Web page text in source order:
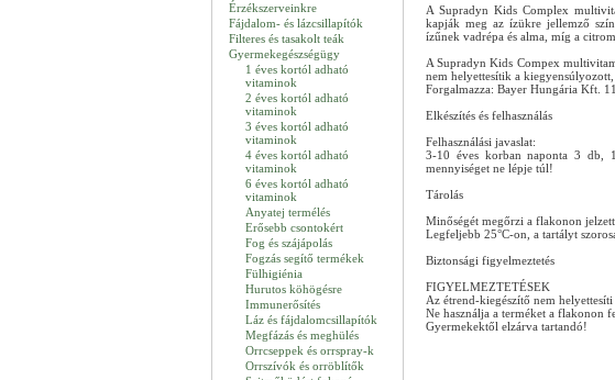
Érzékszerveinkre
Fájdalom- és lázcsillapítók
Filteres és tasakolt teák
Gyermekegészségügy
1 éves kortól adható
vitaminok
2 éves kortól adható
vitaminok
3 éves kortól adható
vitaminok
4 éves kortól adható
vitaminok
6 éves kortól adható
vitaminok
Anyatej termélés
Erősebb csontokért
Fog és szájápolás
Fogzás segítő termékek
Fülhigiénia
Hurutos köhögésre
Immunerősítés
Láz és fájdalomcsillapítók
Megfázás és meghülés
Orrcseppek és orrspray-k
Orrszívók és orröblítők
A Supradyn Kids Complex
kapják meg az ízükre jellemző
ízűnek vadrépa és alma, míg a
A Supradyn Kids Compex
nem helyettesítik a kiegyensúlyozott,
Forgalmazza: Bayer Hungária Kft.
Elkészítés és felhasználás
Felhasználási javaslat:
3-10 éves korban naponta 3 db,
mennyiséget ne lépje túl!
Tárolás
Minőségét megőrzi a flakonon
Legfeljebb 25°C-on, a tartályt
Biztonsági figyelmeztetés
FIGYELMEZTETÉSEK
Az étrend-kiegészítő nem helyettesíti
Ne használja a terméket a flakonon
Gyermekektől elzárva tartandó!